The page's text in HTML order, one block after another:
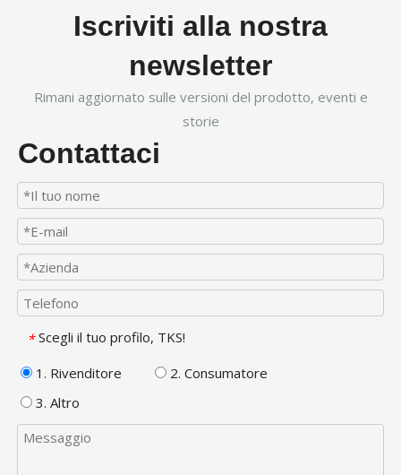
Iscriviti alla nostra
newsletter
Rimani aggiornato sulle versioni del prodotto, eventi e
storie
Contattaci
* Scegli il tuo profilo, TKS!
1. Rivenditore
2. Consumatore
3. Altro